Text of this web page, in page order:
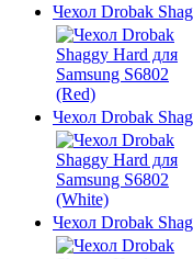
Чехол Drobak
Чехол Drobak
Чехол Drobak